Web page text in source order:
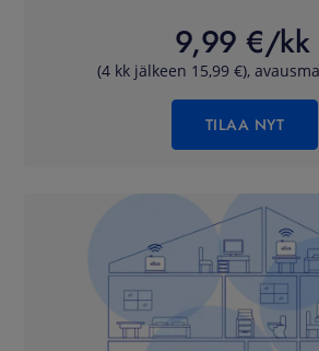
9,99 €/kk
(4 kk jälkeen 15,99 €),
TILAA NYT